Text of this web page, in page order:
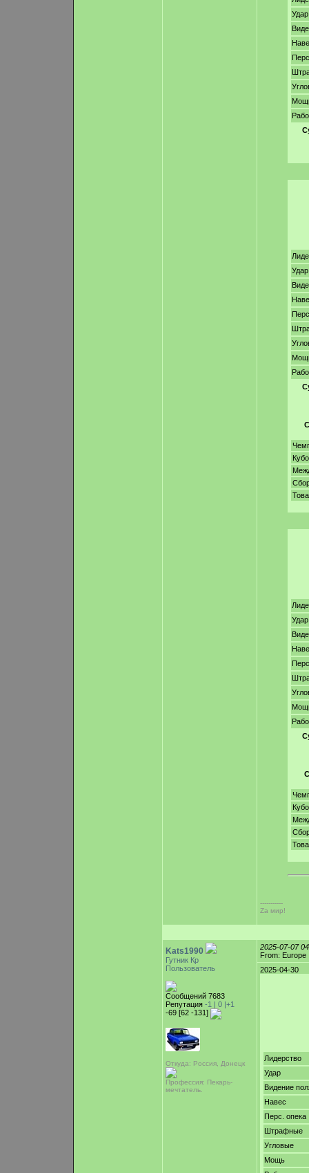
Удар
Удар
Удар
-----------
Zа мир!
Kats1990
Гутник Кр
Пользователь
Сообщений 7683
Репутация -1 | 0 |+1
-69 [62 -131]
Откуда: Россия, Донецк
Профессия: Пекарь-
мечтатель.
2025-07-07
From: Europe
2025-04-30
Лидерство
Удар
Видение
Навес
Перс. опека
Штрафные
Угловые
Мощь